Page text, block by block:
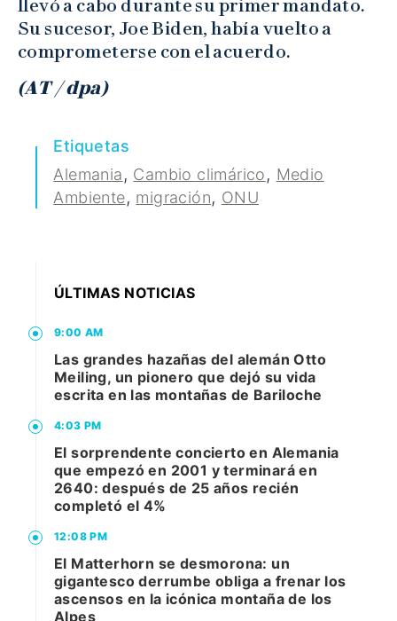
llevó a cabo durante su primer mandato.
Su sucesor, Joe Biden, había vuelto a
comprometerse con el acuerdo.
(AT / dpa)
Etiquetas
Alemania, Cambio climárico, Medio
Ambiente, migración, ONU
ÚLTIMAS NOTICIAS
9:00 AM
Las grandes hazañas del alemán Otto
Meiling, un pionero que dejó su vida
escrita en las montañas de Bariloche
4:03 PM
El sorprendente concierto en Alemania
que empezó en 2001 y terminará en
2640: después de 25 años recién
completó el 4%
12:08 PM
El Matterhorn se desmorona: un
gigantesco derrumbe obliga a frenar los
ascensos en la icónica montaña de los
Alpes